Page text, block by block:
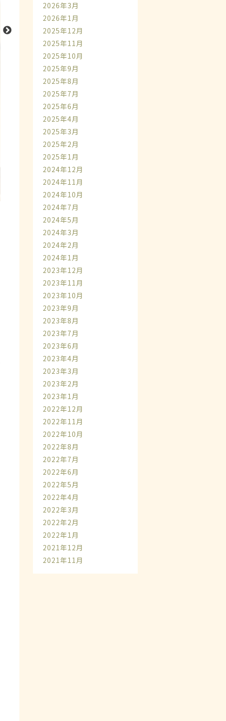
2026年3月
2026年1月
2025年12月
2025年11月
2025年10月
2025年9月
2025年8月
2025年7月
2025年6月
2025年4月
2025年3月
2025年2月
2025年1月
2024年12月
2024年11月
2024年10月
2024年7月
2024年5月
2024年3月
2024年2月
2024年1月
2023年12月
2023年11月
2023年10月
2023年9月
2023年8月
2023年7月
2023年6月
2023年4月
2023年3月
2023年2月
2023年1月
2022年12月
2022年11月
2022年10月
2022年8月
2022年7月
2022年6月
2022年5月
2022年4月
2022年3月
2022年2月
2022年1月
2021年12月
2021年11月